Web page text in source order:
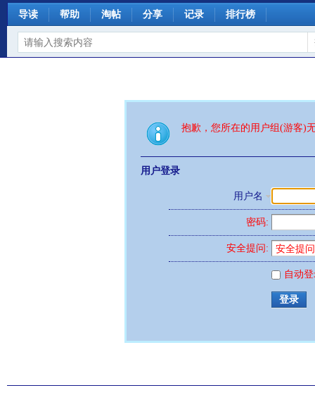
导读 帮助 淘帖 分享 记录 排行榜
抱歉，您所在的用户组(游客)
用户登录
用户名
密码:
安全提问:
自动
登录